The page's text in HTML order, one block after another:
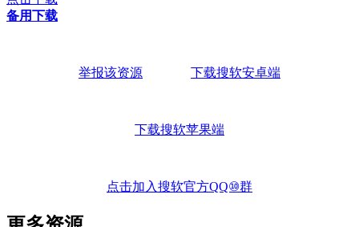
备用下载
举报该资源 下载搜软安卓端
下载搜软苹果端
点击加入搜软官方QQ⑩群